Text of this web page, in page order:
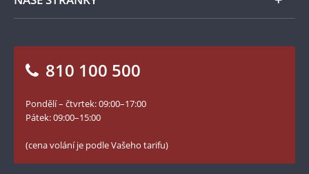
Medailéři
Numismatické novinky
Blog Pokladnice mincí
Facebook Národní Pokladnice
Twitter Národní Pokladnice
LinkedIn Národní Pokladnice
Instagram Národní Pokladnice
810 100 500
Pondělí – čtvrtek: 09:00–17:00
Pátek: 09:00–15:00
(cena volání je podle Vašeho tarifu)